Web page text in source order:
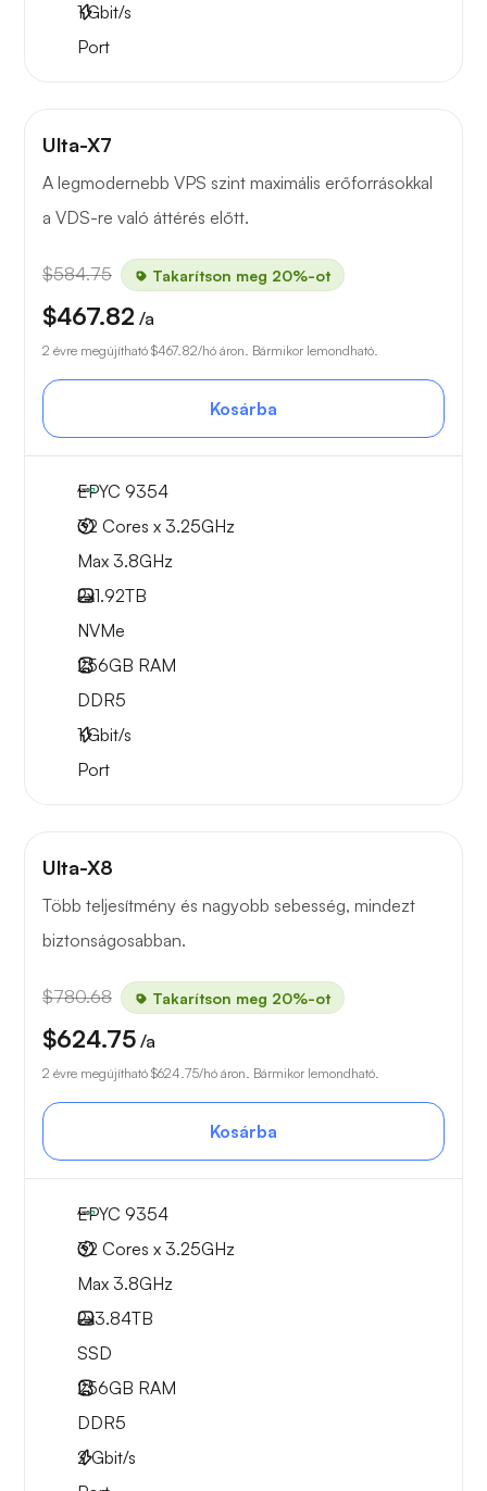
1Gbit/s
Port
Ulta-X7
A legmodernebb VPS szint maximális erőforrásokkal
a VDS-re való áttérés előtt.
$584.75 Takarítson meg 20%-ot
$467.82 /a
2 évre megújítható $467.82/hó áron. Bármikor lemondható.
Kosárba
EPYC 9354
32 Cores x 3.25GHz
Max 3.8GHz
2x1.92TB
NVMe
256GB RAM
DDR5
1Gbit/s
Port
Ulta-X8
Több teljesítmény és nagyobb sebesség, mindezt
biztonságosabban.
$780.68 Takarítson meg 20%-ot
$624.75 /a
2 évre megújítható $624.75/hó áron. Bármikor lemondható.
Kosárba
EPYC 9354
32 Cores x 3.25GHz
Max 3.8GHz
2x3.84TB
SSD
256GB RAM
DDR5
2Gbit/s